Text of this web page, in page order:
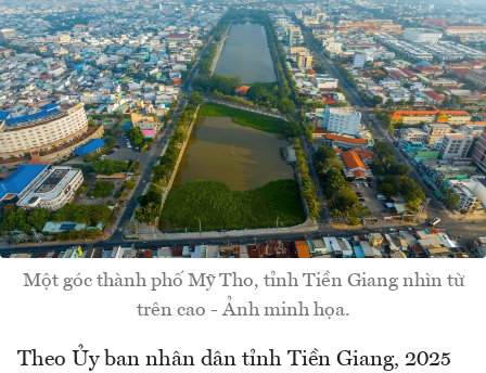
Một góc thành phố Mỹ Tho, tỉnh Tiền Giang nhìn từ
trên cao - Ảnh minh họa.
Theo Ủy ban nhân dân tỉnh Tiền Giang, 2025